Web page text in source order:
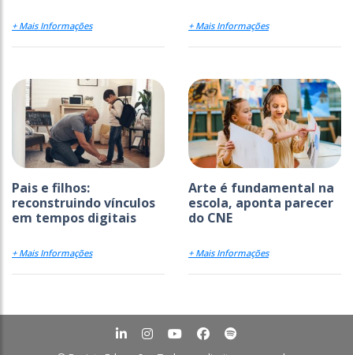
+ Mais Informações + Mais Informações
Pais e filhos:
reconstruindo vínculos
em tempos digitais
+ Mais Informações
Arte é fundamental na
escola, aponta parecer
do CNE
+ Mais Informações